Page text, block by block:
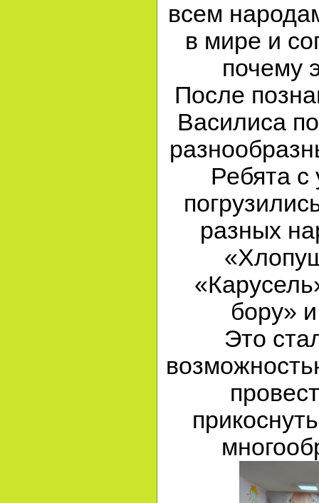
всем
в мире и
почему
После
Василиса
Ребята с
разных
бору»
Это